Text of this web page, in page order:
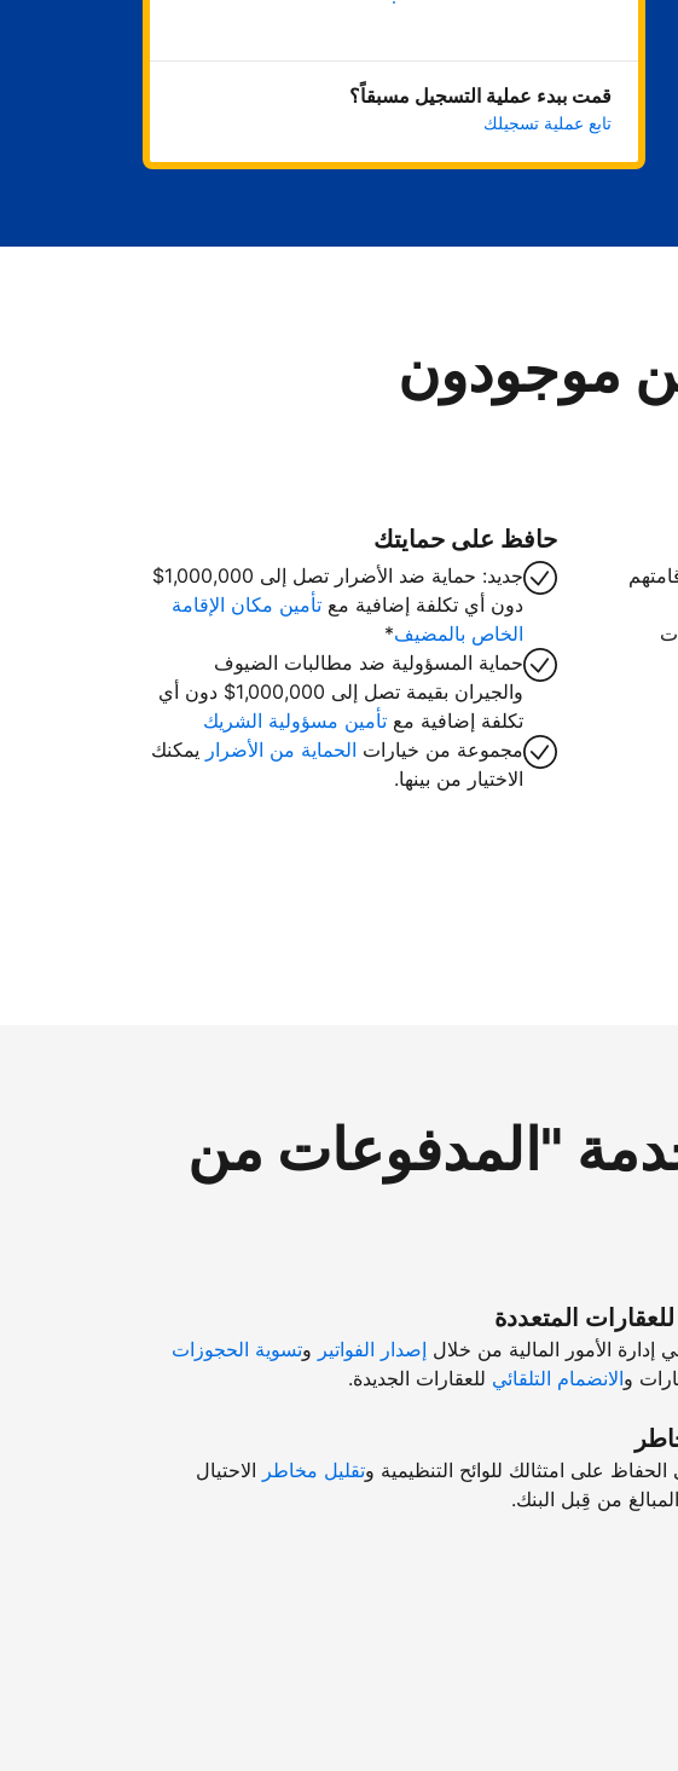
قمت ببدء عملية التسجيل مسبقاً؟
تابع عملية تسجيلك
موجودون
حافظ على حمايتك
جديد: حماية ضد الأضرار تصل إلى 1,000,000$
دون أي تكلفة إضافية معتأمين مكان الإقامة
الخاص بالمضيف*
حماية المسؤولية ضد مطالبات الضيوف
والجيران بقيمة تصل إلى 1,000,000$ دون أي
تكلفة إضافية معتأمين مسؤولية الشريك
مجموعة من خيارات الحماية من الأضرار يمكنك
الاختيار من بينها.
"المدفوعات من
المتعددة
الأمور المالية من خلال إصدار الفواتير وتسوية الحجوزات
والانضمام التلقائي للعقارات الجديدة.
على امتثالك للوائح التنظيمية وتقليل مخاطر الاحتيال
من قِبل البنك.